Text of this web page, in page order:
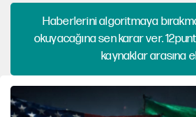
Haberlerini algoritmaya
okuyacağına sen karar ver.
kaynaklar arasına